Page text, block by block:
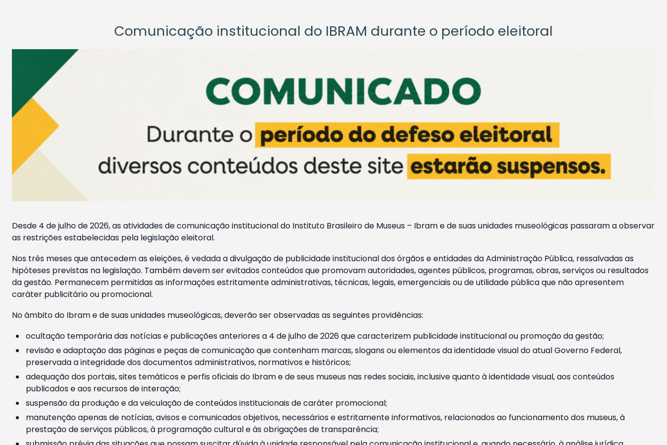
Comunicação institucional do IBRAM durante o período eleitoral
Desde 4 de julho de 2026, as atividades de comunicação institucional do Instituto Brasileiro de Museus – Ibram e de suas unidades museológicas passaram a observar
as restrições estabelecidas pela legislação eleitoral.
Nos três meses que antecedem as eleições, é vedada a divulgação de publicidade institucional dos órgãos e entidades da Administração Pública, ressalvadas as
hipóteses previstas na legislação. Também devem ser evitados conteúdos que promovam autoridades, agentes públicos, programas, obras, serviços ou resultados
da gestão. Permanecem permitidas as informações estritamente administrativas, técnicas, legais, emergenciais ou de utilidade pública que não apresentem
caráter publicitário ou promocional.
No âmbito do Ibram e de suas unidades museológicas, deverão ser observadas as seguintes providências:
ocultação temporária das notícias e publicações anteriores a 4 de julho de 2026 que caracterizem publicidade institucional ou promoção da gestão;
revisão e adaptação das páginas e peças de comunicação que contenham marcas, slogans ou elementos da identidade visual do atual Governo Federal,
preservada a integridade dos documentos administrativos, normativos e históricos;
adequação dos portais, sites temáticos e perfis oficiais do Ibram e de seus museus nas redes sociais, inclusive quanto à identidade visual, aos conteúdos
publicados e aos recursos de interação;
suspensão da produção e da veiculação de conteúdos institucionais de caráter promocional;
manutenção apenas de notícias, avisos e comunicados objetivos, necessários e estritamente informativos, relacionados ao funcionamento dos museus, à
prestação de serviços públicos, à programação cultural e às obrigações de transparência;